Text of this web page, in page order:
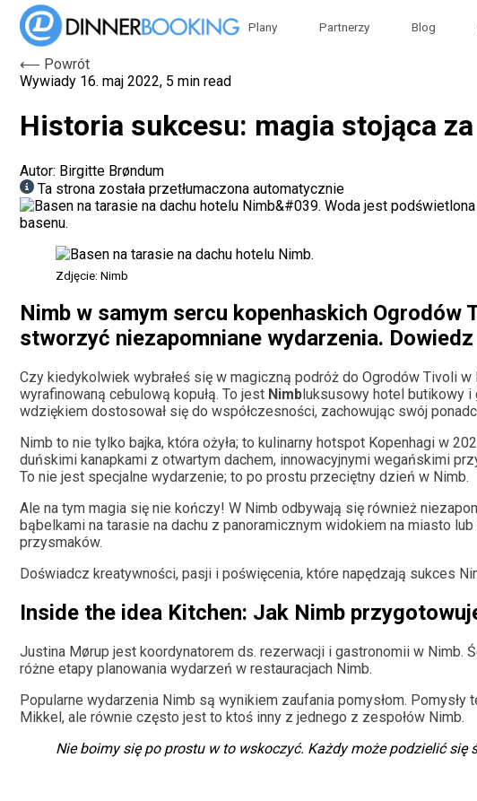
Plany Partnerzy Blog
⟵ Powrót
Wywiady 16. maj 2022, 5 min read
Historia sukcesu: magia stojąca
Autor: Birgitte Brøndum
Ta strona została przetłumaczona automatycznie
Zdjęcie: Nimb
Nimb w samym sercu kopenhaskich Ogrodów
stworzyć niezapomniane wydarzenia.
Czy kiedykolwiek wybrałeś się w magiczną podróż do Ogrodów Tivoli
wyrafinowaną cebulową kopułą. To jest Nimbluksusowy hotel butikowy i
wdziękiem dostosował się do współczesności, zachowując swój
Nimb to nie tylko bajka, która ożyła; to kulinarny hotspot Kopenhagi w
duńskimi kanapkami z otwartym dachem, innowacyjnymi wegańskimi
To nie jest specjalne wydarzenie; to po prostu przeciętny dzień w Nimb.
Ale na tym magia się nie kończy! W Nimb odbywają się również
bąbelkami na tarasie na dachu z panoramicznym widokiem na miasto
przysmaków.
Doświadcz kreatywności, pasji i poświęcenia, które napędzają sukces
Inside the idea Kitchen: Jak Nimb
Justina Mørup jest koordynatorem ds. rezerwacji i gastronomii w Nimb.
różne etapy planowania wydarzeń w restauracjach Nimb.
Popularne wydarzenia Nimb są wynikiem zaufania pomysłom.
Mikkel, ale równie często jest to ktoś inny z jednego z zespołów Nimb.
Nie boimy się po prostu w to wskoczyć. Każdy może podzielić się